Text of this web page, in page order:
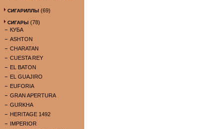
СИГАРИЛЛЫ (69)
СИГАРЫ (78)
КУБА
ASHTON
CHARATAN
CUESTA REY
EL BATON
EL GUAJIRO
EUFORIA
GRAN APERTURA
GURKHA
HERITAGE 1492
IMPERIOR